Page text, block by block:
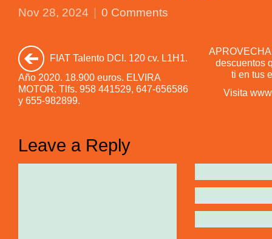
Nov 28, 2024 0 Comments
FIAT Talento DCI. 120 cv. L1H1.
Año 2020. 18.900 euros. ELVIRA
MOTOR. Tlfs. 958 441529, 647-656586
y 655-982899.
descuentos
ti en tus
Visita
Leave a Reply